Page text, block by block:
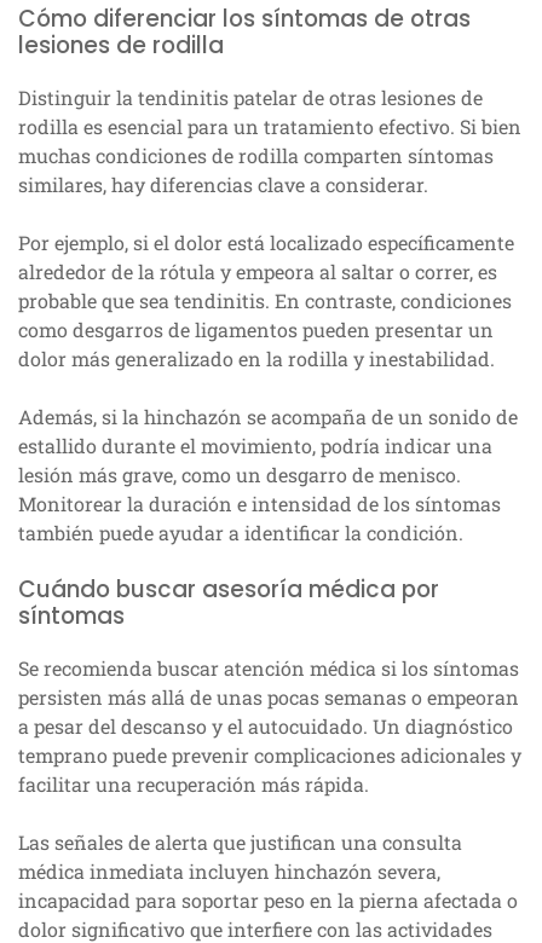
Cómo diferenciar los síntomas de otras
lesiones de rodilla
Distinguir la tendinitis patelar de otras lesiones de
rodilla es esencial para un tratamiento efectivo. Si bien
muchas condiciones de rodilla comparten síntomas
similares, hay diferencias clave a considerar.
Por ejemplo, si el dolor está localizado específicamente
alrededor de la rótula y empeora al saltar o correr, es
probable que sea tendinitis. En contraste, condiciones
como desgarros de ligamentos pueden presentar un
dolor más generalizado en la rodilla y inestabilidad.
Además, si la hinchazón se acompaña de un sonido de
estallido durante el movimiento, podría indicar una
lesión más grave, como un desgarro de menisco.
Monitorear la duración e intensidad de los síntomas
también puede ayudar a identificar la condición.
Cuándo buscar asesoría médica por
síntomas
Se recomienda buscar atención médica si los síntomas
persisten más allá de unas pocas semanas o empeoran
a pesar del descanso y el autocuidado. Un diagnóstico
temprano puede prevenir complicaciones adicionales y
facilitar una recuperación más rápida.
Las señales de alerta que justifican una consulta
médica inmediata incluyen hinchazón severa,
incapacidad para soportar peso en la pierna afectada o
dolor significativo que interfiere con las actividades